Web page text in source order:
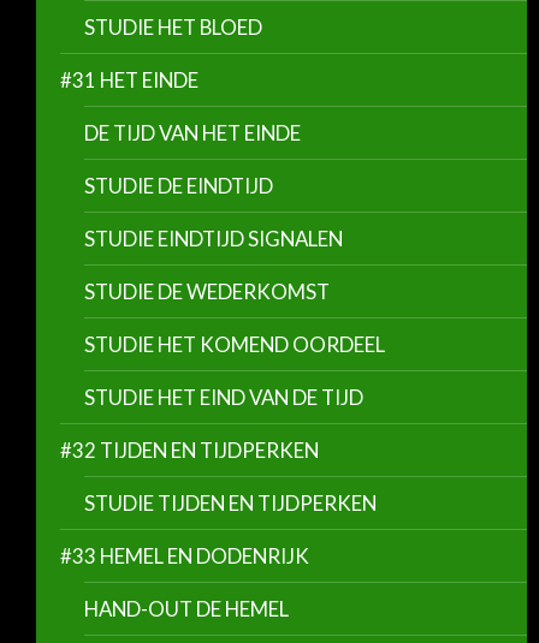
STUDIE HET BLOED
#31 HET EINDE
DE TIJD VAN HET EINDE
STUDIE DE EINDTIJD
STUDIE EINDTIJD SIGNALEN
STUDIE DE WEDERKOMST
STUDIE HET KOMEND OORDEEL
STUDIE HET EIND VAN DE TIJD
#32 TIJDEN EN TIJDPERKEN
STUDIE TIJDEN EN TIJDPERKEN
#33 HEMEL EN DODENRIJK
HAND-OUT DE HEMEL